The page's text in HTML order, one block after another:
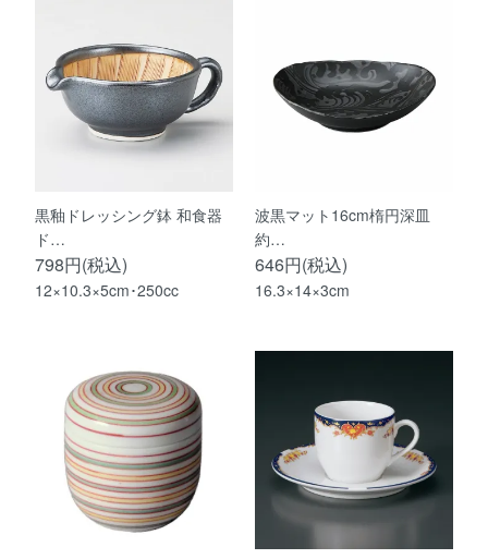
黒釉ドレッシング鉢 和食器
ド…
798円(税込)
12×10.3×5cm･250cc
波黒マット16cm楕円深皿
約…
646円(税込)
16.3×14×3cm